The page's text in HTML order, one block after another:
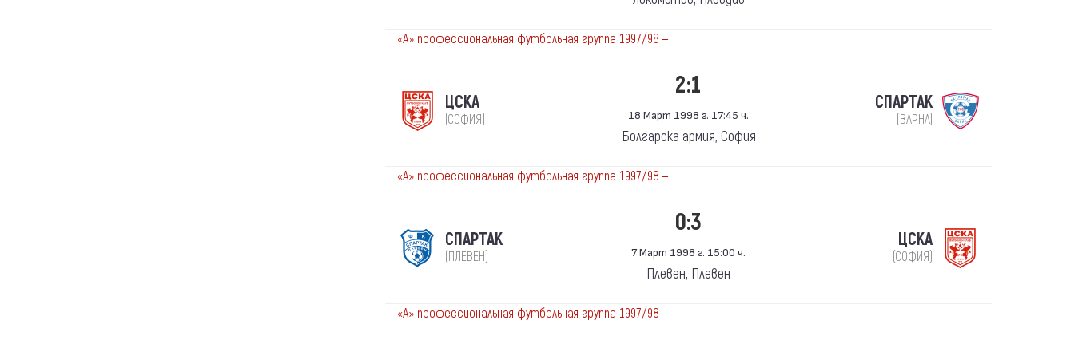
«А» профессиональная футбольная группа 1997/98 —
ЦСКА
(СОФИЯ)
2:1
18 Март 1998 г. 17:45 ч.
Болгарска армия, София
СПАРТАК
(ВАРНА)
«А» профессиональная футбольная группа 1997/98 —
СПАРТАК
(ПЛЕВЕН)
0:3
7 Март 1998 г. 15:00 ч.
Плевен, Плевен
ЦСКА
(СОФИЯ)
«А» профессиональная футбольная группа 1997/98 —